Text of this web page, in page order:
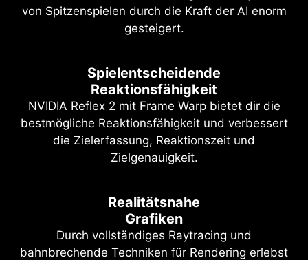
von Spitzenspielen durch die Kraft der AI enorm
gesteigert.
Spielentscheidende
Reaktionsfähigkeit
NVIDIA Reflex 2 mit Frame Warp bietet dir die
bestmögliche Reaktionsfähigkeit und verbessert
die Zielerfassung, Reaktionszeit und
Zielgenauigkeit.
Realitätsnahe
Grafiken
Durch vollständiges Raytracing und
bahnbrechende Techniken für Rendering erlebst